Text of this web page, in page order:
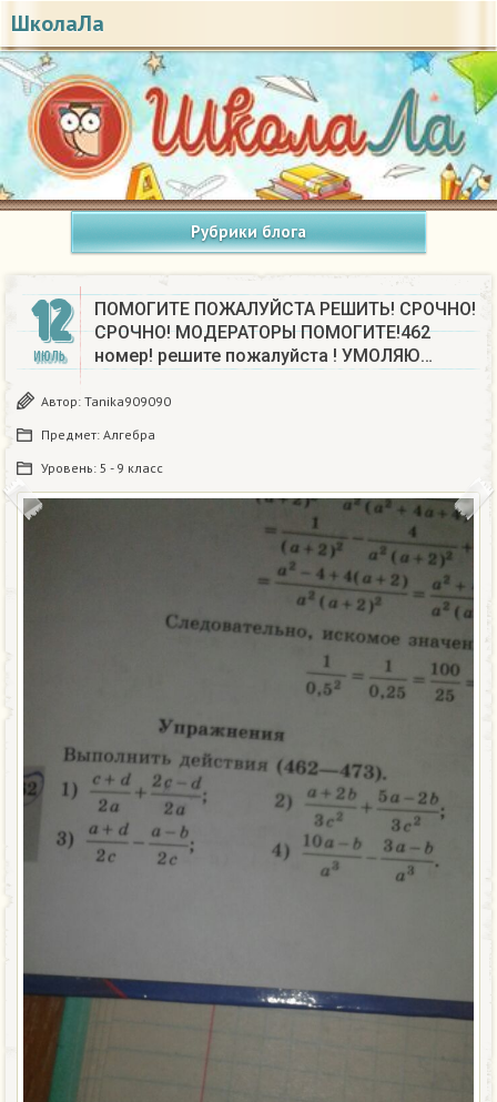
ШколаЛа
Рубрики блога
12
ИЮЛЬ
ПОМОГИТЕ ПОЖАЛУЙСТА РЕШИТЬ! СРОЧНО!
СРОЧНО! МОДЕРАТОРЫ ПОМОГИТЕ!462
номер! решите пожалуйста ! УМОЛЯЮ…
Автор: Tanika909090
Предмет: Алгебра
Уровень: 5 - 9 класс